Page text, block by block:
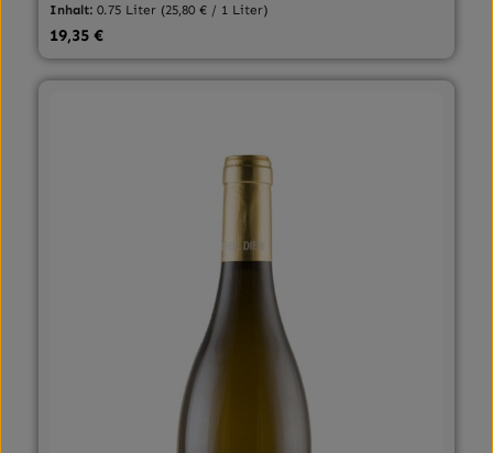
Inhalt:0.75 Liter (25,80 € / 1 Liter)
Regulärer Preis:
19,35 €